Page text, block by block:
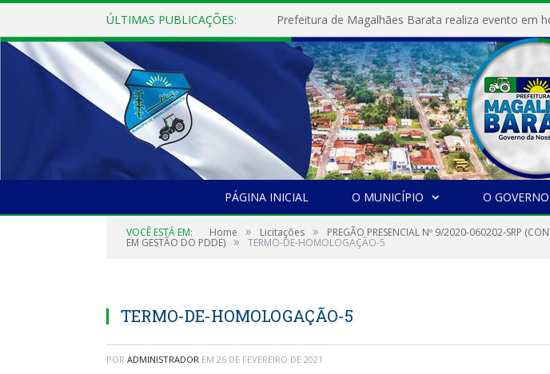
ÚLTIMAS PUBLICAÇÕES:
PÁGINA INICIAL O MUNICÍPIO O GOVERNO
VOCÊ ESTÁ EM: Home » Licitações » PREGÃO PRESENCIAL Nº 9/2020-060202-SRP
EM GESTÃO DO PDDE) » TERMO-DE-HOMOLOGAÇÃO-5
TERMO-DE-HOMOLOGAÇÃO-5
POR ADMINISTRADOR EM 26 DE FEVEREIRO DE 2021